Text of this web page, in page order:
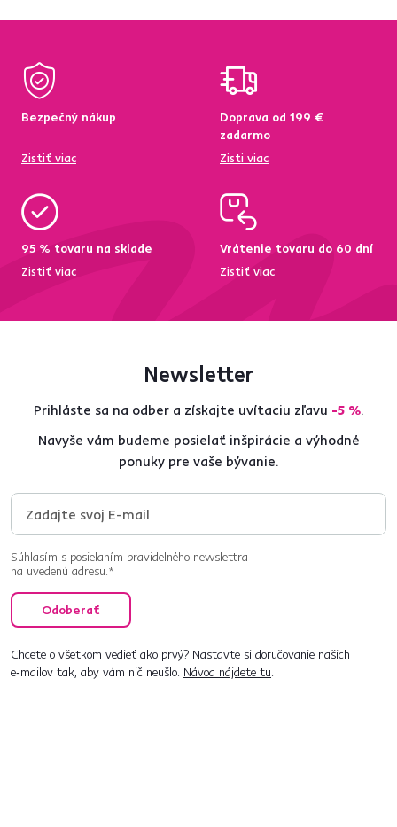
Bezpečný nákup
Zistiť viac
Doprava od 199 €
zadarmo
Zisti viac
95 % tovaru na sklade
Zistiť viac
Vrátenie tovaru do 60 dní
Zistiť viac
Newsletter
Prihláste sa na odber a získajte uvítaciu zľavu -5 %.
Navyše vám budeme posielať inšpirácie a výhodné
ponuky pre vaše bývanie.
Súhlasím s posielaním pravidelného newslettra
na uvedenú adresu.*
Odoberať
Chcete o všetkom vedieť ako prvý? Nastavte si doručovanie našich
e‑mailov tak, aby vám nič neušlo. Návod nájdete tu.